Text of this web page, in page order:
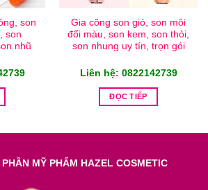
son
son
nhũ
Gia công son gió, son môi
đổi màu, son kem, son thỏi,
son nhung uy tín, trọn gói
Liên hệ: 0822142739
ĐỌC TIẾP
MỸ PHẨM HAZEL COSMETIC